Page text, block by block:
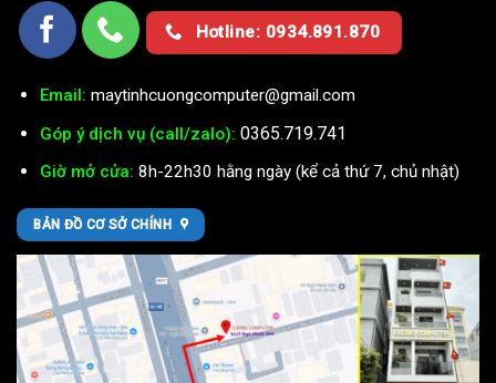
Hotline: 0934.891.870
Email: maytinhcuongcomputer@gmail.com
Góp ý dịch vụ (call/zalo): 0365.719.741
Giờ mở cửa: 8h-22h30 hằng ngày (kể cả thứ 7, chủ nhật)
BẢN ĐỒ CƠ SỞ CHÍNH